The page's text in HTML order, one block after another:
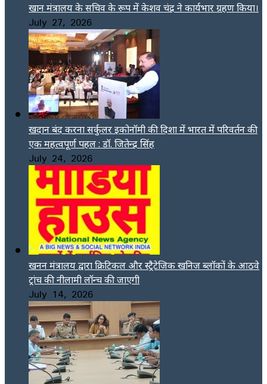
खान मंत्रालय के सचिव के रूप में केशव चंद्र ने कार्यभार ग्रहण किया।
July 27, 2026
खदान बंद करना सर्कुलर इकोनॉमी की दिशा में भारत में परिवर्तन की
एक महत्वपूर्ण पहल : डॉ. जितेन्द्र सिंह
July 24, 2026
खनन मंत्रालय द्वारा क्रिटिकल और स्ट्रैटेजिक खनिज ब्लॉकों के आठवे
ट्रांच की नीलामी लॉन्च की जाएगी
July 14, 2026